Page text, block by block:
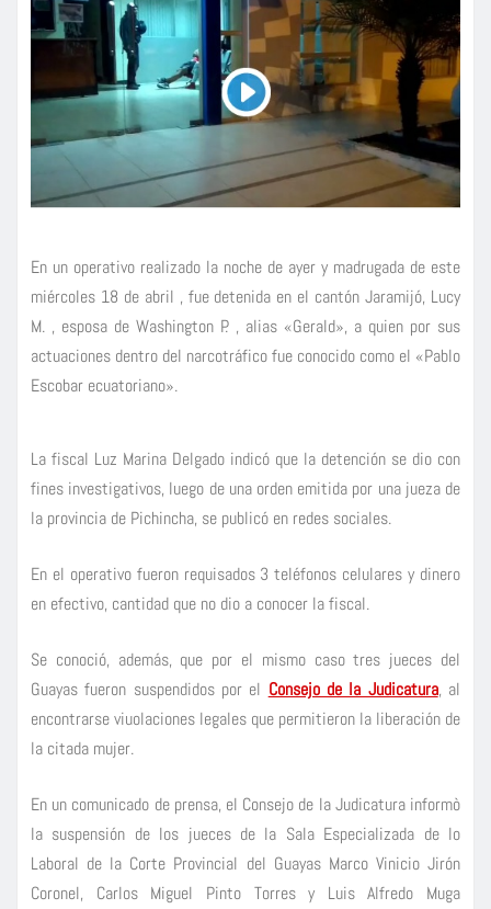
En un operativo realizado la noche de ayer y madrugada de este
miércoles 18 de abril , fue detenida en el cantón Jaramijó, Lucy
M. , esposa de Washington P. , alias «Gerald», a quien por sus
actuaciones dentro del narcotráfico fue conocido como el «Pablo
Escobar ecuatoriano».
La fiscal Luz Marina Delgado indicó que la detención se dio con
fines investigativos, luego de una orden emitida por una jueza de
la provincia de Pichincha, se publicó en redes sociales.
En el operativo fueron requisados 3 teléfonos celulares y dinero
en efectivo, cantidad que no dio a conocer la fiscal.
Se conoció, además, que por el mismo caso tres jueces del
Guayas fueron suspendidos por el Consejo de la Judicatura, al
encontrarse viuolaciones legales que permitieron la liberación de
la citada mujer.
En un comunicado de prensa, el Consejo de la Judicatura informò
la suspensión de los jueces de la Sala Especializada de lo
Laboral de la Corte Provincial del Guayas Marco Vinicio Jirón
Coronel, Carlos Miguel Pinto Torres y Luis Alfredo Muga